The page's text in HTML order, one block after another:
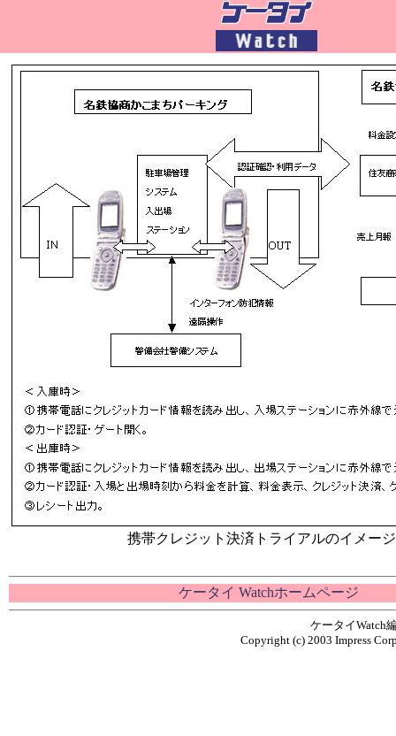
携帯クレジット決済トライアルのイメー
ケータイ Watchホームページ
ケータイ
Copyright (c) 2003 Impress